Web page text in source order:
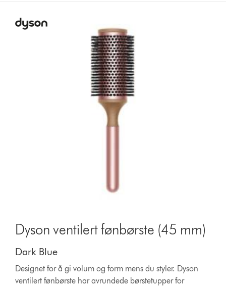
Dyson ventilert fønbørste (45 mm)
Dark Blue
Designet for å gi volum og form mens du styler. Dyson
ventilert fønbørste har avrundede børstetupper for